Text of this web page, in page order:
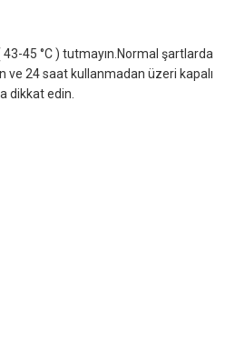
45 °C ) tutmayın.Normal şartlarda
ve 24 saat kullanmadan üzeri kapalı
dikkat edin.